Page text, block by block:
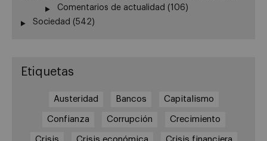
Comentarios de actualidad (106)
Sociedad (542)
Etiquetas
Austeridad Bancos Capitalismo
Confianza Corrupción Crecimiento